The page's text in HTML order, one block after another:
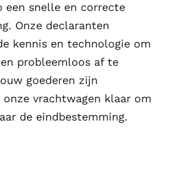
een snelle en correcte
Onze declaranten
kennis en technologie om
probleemloos af te
goederen zijn
vrachtwagen klaar om
de eindbestemming.